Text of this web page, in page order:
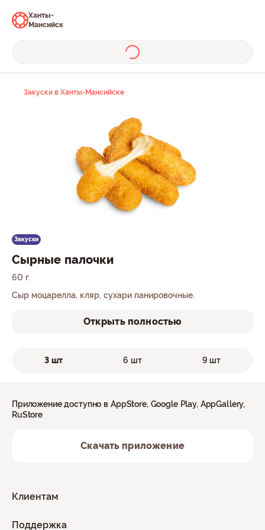
Ханты-
Мансийск
Закуски в Ханты-Мансийске
Закуски
Сырные палочки
60 г
Сыр моцарелла, кляр, сухари панировочные.
Открыть полностью
3 шт 6 шт 9 шт
Клиентам
Поддержка
Приложение доступно в AppStore, Google Play, AppGallery,
RuStore
Скачать приложение